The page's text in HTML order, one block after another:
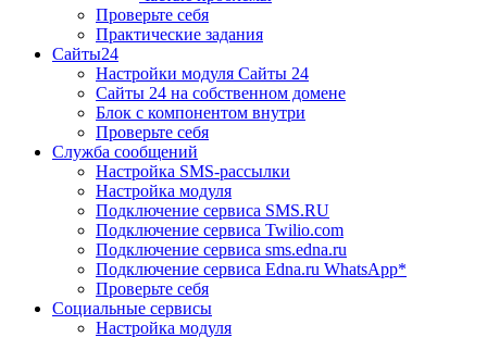
Проверьте себя
Практические задания
Сайты24
Настройки модуля Сайты 24
Сайты 24 на собственном домене
Блок с компонентом внутри
Проверьте себя
Служба сообщений
Настройка SMS-рассылки
Настройка модуля
Подключение сервиса SMS.RU
Подключение сервиса Twilio.com
Подключение сервиса sms.edna.ru
Подключение сервиса Edna.ru WhatsApp*
Проверьте себя
Социальные сервисы
Настройка модуля